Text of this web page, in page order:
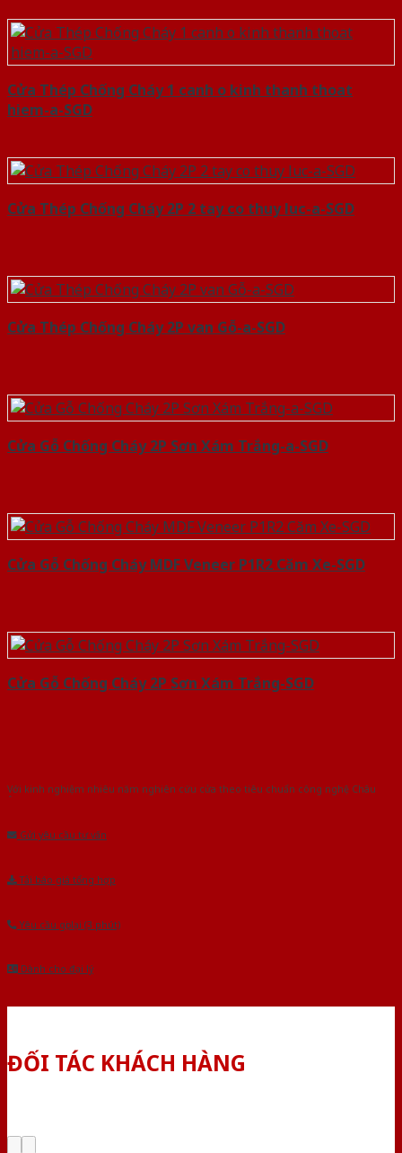
Cửa Thép Chống Cháy 1 canh o kinh thanh thoat
hiem-a-SGD
Cửa Thép Chống Cháy 2P 2 tay co thuy luc-a-SGD
Cửa Thép Chống Cháy 2P van Gỗ-a-SGD
Cửa Gỗ Chống Cháy 2P Sơn Xám Trắng-a-SGD
Cửa Gỗ Chống Cháy MDF Veneer P1R2 Căm Xe-SGD
Cửa Gỗ Chống Cháy 2P Sơn Xám Trắng-SGD
Với kinh nghiệm nhiêu năm nghiên cứu cửa theo tiêu chuẩn công nghệ Châu
Gửi yêu cầu tư vấn
Tải báo giá tổng hợp
Yêu cầu gọi lại (3 phút)
Dành cho đại lý
ĐỐI TÁC KHÁCH HÀNG